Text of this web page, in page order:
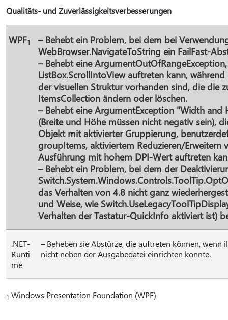
Qualitäts- und Zuverlässigkeitsverbesserungen
WPF1
– Behebt ein Problem, bei dem bei
WebBrowser.NavigateToString ein FailFast-
– Behebt eine
ListBox.ScrollIntoView auftreten kann,
der visuellen Struktur vorhanden sind, die die
ItemsCollection ändern oder löschen.
– Behebt eine ArgumentException "Width
(Breite und Höhe müssen nicht negativ sein),
Objekt mit aktivierter Gruppierung,
groupItems, aktiviertem Reduzieren/Erweitern
Ausführung mit hohem DPI-Wert auftreten
– Behebt ein Problem, bei dem der
das Verhalten von 4.8 nicht ganz
und Weise, wie
Verhalten der Tastatur-QuickInfo aktiviert ist)
.NET-
Runti
me
– Beheben sie Abstürze, die auftreten können, wenn
nicht neben der Ausgabedatei einrichten konnte.
1 Windows Presentation Foundation (WPF)